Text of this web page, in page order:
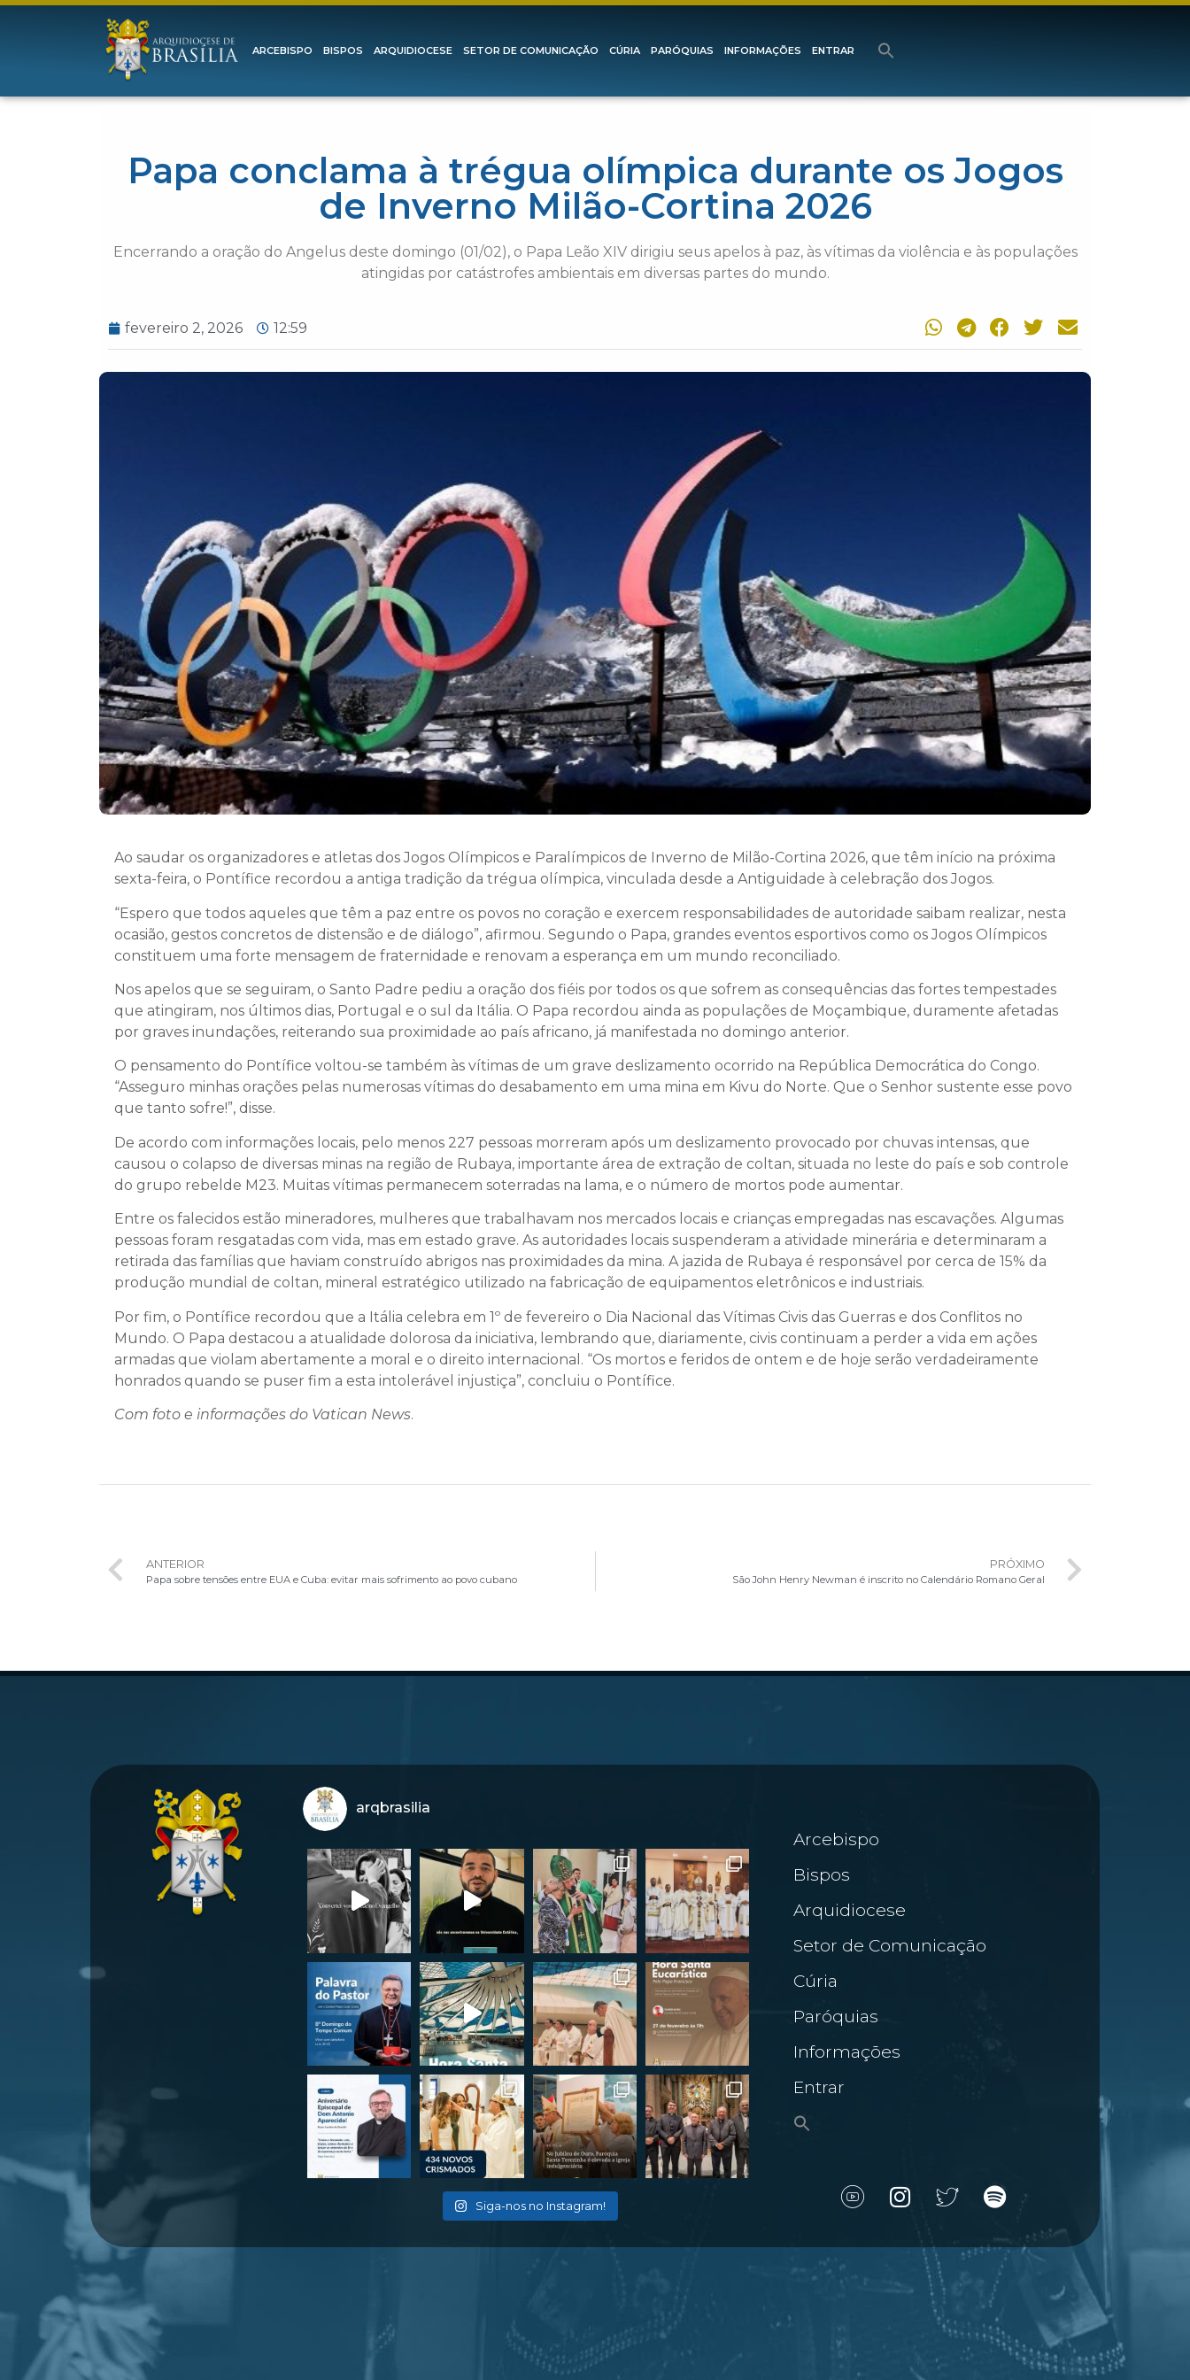
ARCEBISPO BISPOS ARQUIDIOCESE SETOR DE COMUNICAÇÃO CÚRIA PARÓQUIAS INFORMAÇÕES ENTRAR
Papa conclama à trégua olímpica durante os Jogos
de Inverno Milão-Cortina 2026
Encerrando a oração do Angelus deste domingo (01/02), o Papa Leão XIV dirigiu seus apelos à paz, às vítimas da violência e às populações
atingidas por catástrofes ambientais em diversas partes do mundo.
fevereiro 2, 2026 12:59
Ao saudar os organizadores e atletas dos Jogos Olímpicos e Paralímpicos de Inverno de Milão-Cortina 2026, que têm início na próxima
sexta-feira, o Pontífice recordou a antiga tradição da trégua olímpica, vinculada desde a Antiguidade à celebração dos Jogos.
“Espero que todos aqueles que têm a paz entre os povos no coração e exercem responsabilidades de autoridade saibam realizar, nesta
ocasião, gestos concretos de distensão e de diálogo”, afirmou. Segundo o Papa, grandes eventos esportivos como os Jogos Olímpicos
constituem uma forte mensagem de fraternidade e renovam a esperança em um mundo reconciliado.
Nos apelos que se seguiram, o Santo Padre pediu a oração dos fiéis por todos os que sofrem as consequências das fortes tempestades
que atingiram, nos últimos dias, Portugal e o sul da Itália. O Papa recordou ainda as populações de Moçambique, duramente afetadas
por graves inundações, reiterando sua proximidade ao país africano, já manifestada no domingo anterior.
O pensamento do Pontífice voltou-se também às vítimas de um grave deslizamento ocorrido na República Democrática do Congo.
“Asseguro minhas orações pelas numerosas vítimas do desabamento em uma mina em Kivu do Norte. Que o Senhor sustente esse povo
que tanto sofre!”, disse.
De acordo com informações locais, pelo menos 227 pessoas morreram após um deslizamento provocado por chuvas intensas, que
causou o colapso de diversas minas na região de Rubaya, importante área de extração de coltan, situada no leste do país e sob controle
do grupo rebelde M23. Muitas vítimas permanecem soterradas na lama, e o número de mortos pode aumentar.
Entre os falecidos estão mineradores, mulheres que trabalhavam nos mercados locais e crianças empregadas nas escavações. Algumas
pessoas foram resgatadas com vida, mas em estado grave. As autoridades locais suspenderam a atividade minerária e determinaram a
retirada das famílias que haviam construído abrigos nas proximidades da mina. A jazida de Rubaya é responsável por cerca de 15% da
produção mundial de coltan, mineral estratégico utilizado na fabricação de equipamentos eletrônicos e industriais.
Por fim, o Pontífice recordou que a Itália celebra em 1º de fevereiro o Dia Nacional das Vítimas Civis das Guerras e dos Conflitos no
Mundo. O Papa destacou a atualidade dolorosa da iniciativa, lembrando que, diariamente, civis continuam a perder a vida em ações
armadas que violam abertamente a moral e o direito internacional. “Os mortos e feridos de ontem e de hoje serão verdadeiramente
honrados quando se puser fim a esta intolerável injustiça”, concluiu o Pontífice.
Com foto e informações do Vatican News.
ANTERIOR
Papa sobre tensões entre EUA e Cuba: evitar mais sofrimento ao povo cubano
PRÓXIMO
São John Henry Newman é inscrito no Calendário Romano Geral
arqbrasilia
Siga-nos no Instagram!
Arcebispo
Bispos
Arquidiocese
Setor de Comunicação
Cúria
Paróquias
Informações
Entrar